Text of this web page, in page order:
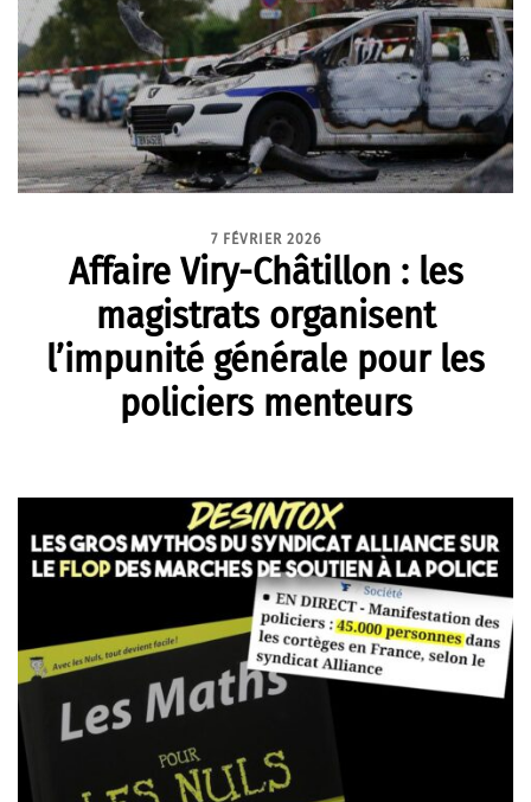
7 FÉVRIER 2026
Affaire Viry-Châtillon : les
magistrats organisent
l’impunité générale pour les
policiers menteurs